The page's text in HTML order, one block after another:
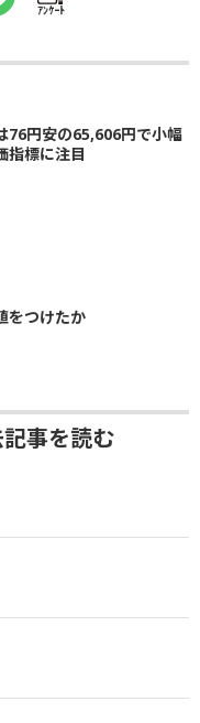
ｱﾝｹｰﾄ
76円安の65,606円で小幅
標に注目
をつけたか
記事を読む